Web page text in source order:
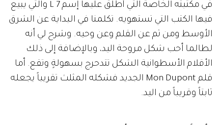
في مكتبته الخاصة التي أطلق عليها إسم 7 L والتي يبيع
فيها الكتب التي تستهويه. تكلمنا في البداية عن الشرق
الأوسط ومن ثم عن القلم وعن وحيه. وشرح لي أنه
لطالما أحب شكل مروحة اليد، وبالإضافة إلى ذلك
الأقلام الأسطوانية الشكل تتدحرج بسهولةٍ وتقع. أما
قلم Mon Dupont الجديد فشكله المثلث تقريباً يجعله
ثابتاً وقريباً من اليد.